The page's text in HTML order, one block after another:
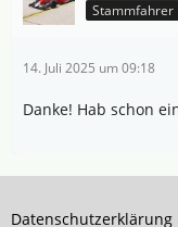
Stammfahrer
14. Juli 2025 um 09:18
Danke! Hab schon
Datenschutzerklärung